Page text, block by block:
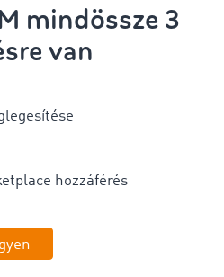
mindössze 3
van
hozzáférés